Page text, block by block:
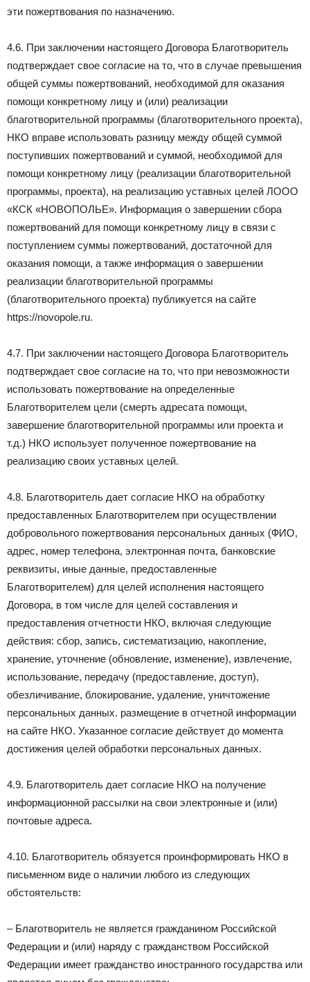
эти пожертвования по назначению.
4.6. При заключении настоящего Договора Благотворитель
подтверждает свое согласие на то, что в случае превышения
общей суммы пожертвований, необходимой для оказания
помощи конкретному лицу и (или) реализации
благотворительной программы (благотворительного проекта),
НКО вправе использовать разницу между общей суммой
поступивших пожертвований и суммой, необходимой для
помощи конкретному лицу (реализации благотворительной
программы, проекта), на реализацию уставных целей ЛООО
«КСК «НОВОПОЛЬЕ». Информация о завершении сбора
пожертвований для помощи конкретному лицу в связи с
поступлением суммы пожертвований, достаточной для
оказания помощи, а также информация о завершении
реализации благотворительной программы
(благотворительного проекта) публикуется на сайте
https://novopole.ru.
4.7. При заключении настоящего Договора Благотворитель
подтверждает свое согласие на то, что при невозможности
использовать пожертвование на определенные
Благотворителем цели (смерть адресата помощи,
завершение благотворительной программы или проекта и
т.д.) НКО использует полученное пожертвование на
реализацию своих уставных целей.
4.8. Благотворитель дает согласие НКО на обработку
предоставленных Благотворителем при осуществлении
добровольного пожертвования персональных данных (ФИО,
адрес, номер телефона, электронная почта, банковские
реквизиты, иные данные, предоставленные
Благотворителем) для целей исполнения настоящего
Договора, в том числе для целей составления и
предоставления отчетности НКО, включая следующие
действия: сбор, запись, систематизацию, накопление,
хранение, уточнение (обновление, изменение), извлечение,
использование, передачу (предоставление, доступ),
обезличивание, блокирование, удаление, уничтожение
персональных данных. размещение в отчетной информации
на сайте НКО. Указанное согласие действует до момента
достижения целей обработки персональных данных.
4.9. Благотворитель дает согласие НКО на получение
информационной рассылки на свои электронные и (или)
почтовые адреса.
4.10. Благотворитель обязуется проинформировать НКО в
письменном виде о наличии любого из следующих
обстоятельств:
– Благотворитель не является гражданином Российской
Федерации и (или) наряду с гражданством Российской
Федерации имеет гражданство иностранного государства или